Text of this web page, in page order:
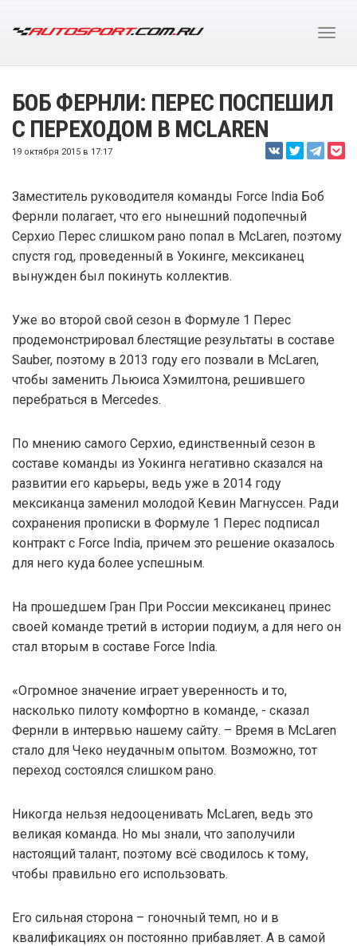
БОБ ФЕРНЛИ: ПЕРЕС ПОСПЕШИЛ
С ПЕРЕХОДОМ В MCLAREN
19 октября 2015 в 17:17
Заместитель руководителя команды Force India Боб
Фернли полагает, что его нынешний подопечный
Серхио Перес слишком рано попал в McLaren, поэтому
спустя год, проведенный в Уокинге, мексиканец
вынужден был покинуть коллектив.
Уже во второй свой сезон в Формуле 1 Перес
продемонстрировал блестящие результаты в составе
Sauber, поэтому в 2013 году его позвали в McLaren,
чтобы заменить Льюиса Хэмилтона, решившего
перебраться в Mercedes.
По мнению самого Серхио, единственный сезон в
составе команды из Уокинга негативно сказался на
развитии его карьеры, ведь уже в 2014 году
мексиканца заменил молодой Кевин Магнуссен. Ради
сохранения прописки в Формуле 1 Перес подписал
контракт с Force India, причем это решение оказалось
для него куда более успешным.
На прошедшем Гран При России мексиканец принес
своей команде третий в истории подиум, а для него он
стал вторым в составе Force India.
«Огромное значение играет уверенность и то,
насколько пилоту комфортно в команде, - сказал
Фернли в интервью нашему сайту. – Время в McLaren
стало для Чеко неудачным опытом. Возможно, тот
переход состоялся слишком рано.
Никогда нельзя недооценивать McLaren, ведь это
великая команда. Но мы знали, что заполучили
настоящий талант, поэтому всё сводилось к тому,
чтобы правильно его использовать.
Его сильная сторона – гоночный темп, но и в
квалификациях он постоянно прибавляет. А в самой